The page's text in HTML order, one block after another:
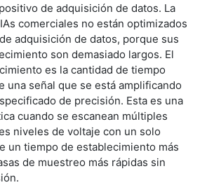
de adquisición de datos. La
comerciales no están optimizados
adquisición de datos, porque sus
son demasiado largos. El
es la cantidad de tiempo
una señal que se está amplificando
de precisión. Esta es una
cuando se escanean múltiples
niveles de voltaje con un solo
un tiempo de establecimiento más
de muestreo más rápidas sin